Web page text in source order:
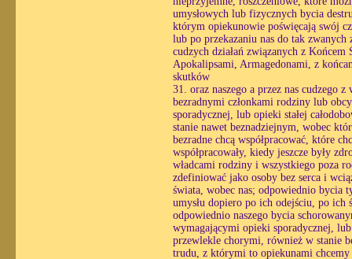
umysłowych lub fizycznych bycia
którym opiekunowie poświęcają swój
lub po przekazaniu nas do tak
cudzych działań związanych z
Apokalipsami, Armagedonami, z
skutków
31. oraz naszego a przez nas cudzego
bezradnymi członkami rodziny lub
sporadycznej, lub opieki stałej
stanie nawet beznadziejnym, wobec
bezradne chcą współpracować, które
współpracowały, kiedy jeszcze były
władcami rodziny i wszystkiego poza
zdefiniować jako osoby bez serca i
świata, wobec nas; odpowiednio bycia
umysłu dopiero po ich odejściu, po ich
odpowiednio naszego bycia
wymagającymi opieki sporadycznej,
przewlekle chorymi, również w stanie
trudu, z którymi to opiekunami